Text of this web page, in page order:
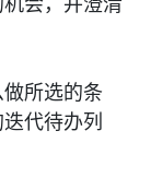
所选的条
代待办列